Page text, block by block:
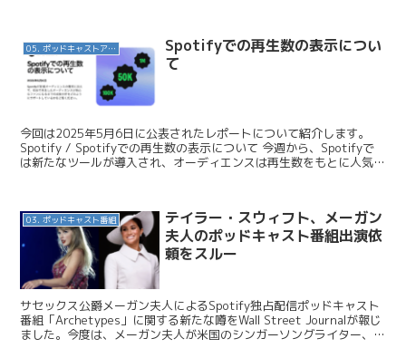
05. ポッドキャストアプリ
Spotifyでの再生数の表示につい
て
今回は2025年5月6日に公表されたレポートについて紹介します。
Spotify / Spotifyでの再生数の表示について 今週から、Spotifyで
は新たなツールが導入され、オーディエンスは再生数をもとに人気の
03. ポッドキャスト番組
テイラー・スウィフト、メーガン
夫人のポッドキャスト番組出演依
頼をスルー
サセックス公爵メーガン夫人によるSpotify独占配信ポッドキャスト
番組「Archetypes」に関する新たな噂をWall Street Journalが報じ
ました。今度は、メーガン夫人が米国のシンガーソングライター、テ